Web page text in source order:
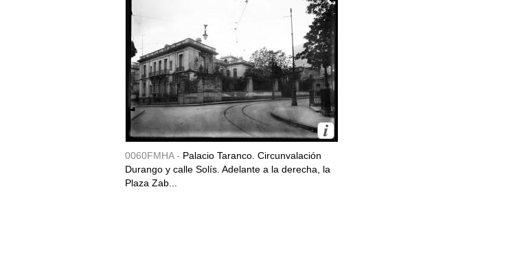
0060FMHA - Palacio Taranco. Circunvalación
Durango y calle Solís. Adelante a la derecha, la
Plaza Zab...